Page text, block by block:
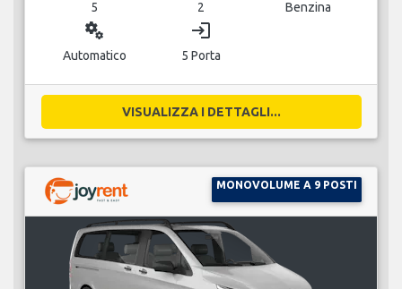
5 2 Benzina
miscellaneous_services
Automatico
login
5 Porta
VISUALIZZA I DETTAGLI...
MONOVOLUME A 9 POSTI